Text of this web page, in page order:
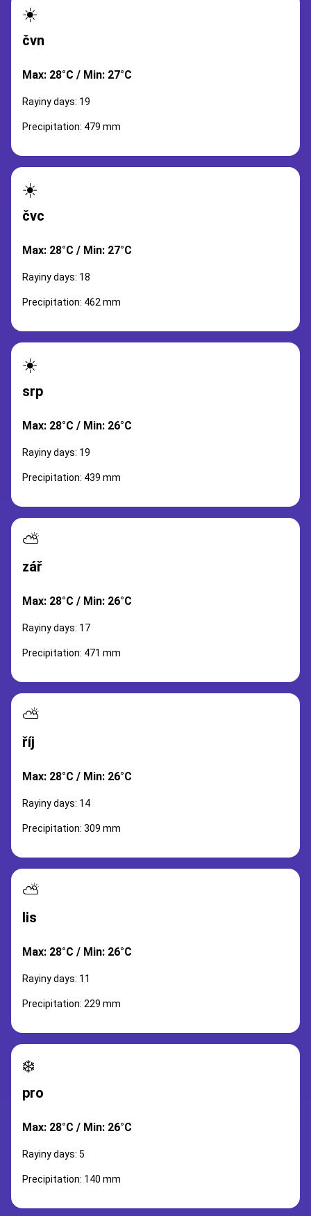
☀️
čvn
Max: 28°C / Min: 27°C
Rayiny days: 19
Precipitation: 479 mm
☀️
čvc
Max: 28°C / Min: 27°C
Rayiny days: 18
Precipitation: 462 mm
☀️
srp
Max: 28°C / Min: 26°C
Rayiny days: 19
Precipitation: 439 mm
⛅
zář
Max: 28°C / Min: 26°C
Rayiny days: 17
Precipitation: 471 mm
⛅
říj
Max: 28°C / Min: 26°C
Rayiny days: 14
Precipitation: 309 mm
⛅
lis
Max: 28°C / Min: 26°C
Rayiny days: 11
Precipitation: 229 mm
❄️
pro
Max: 28°C / Min: 26°C
Rayiny days: 5
Precipitation: 140 mm